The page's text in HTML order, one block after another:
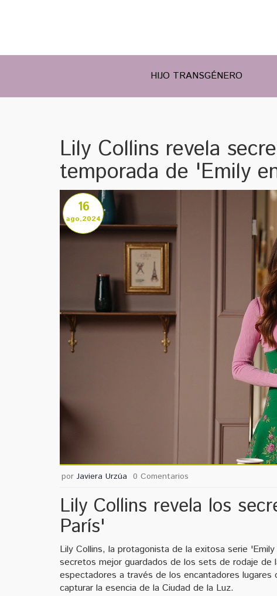
HIJO TRANSGÉNERO
Lily Collins revela
temporada de 'Emily
16
ago,2024
por Javiera Urzúa 0 Comentarios
Lily Collins revela los
París'
Lily Collins, la protagonista de la exitosa serie
secretos mejor guardados de los sets de rodaje de
espectadores a través de los encantadores
capturar la esencia de la Ciudad de la Luz.